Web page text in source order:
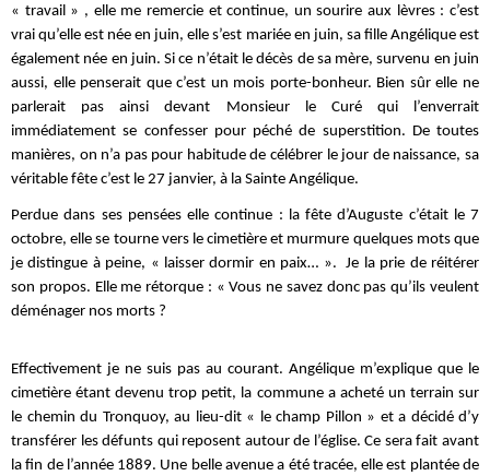
« travail » , elle me remercie et continue, un sourire aux lèvres : c’est
vrai qu’elle est née en juin, elle s’est mariée en juin, sa fille Angélique est
également née en juin. Si ce n’était le décès de sa mère, survenu en juin
aussi, elle penserait que c’est un mois porte-bonheur. Bien sûr elle ne
parlerait pas ainsi devant Monsieur le Curé qui l’enverrait
immédiatement se confesser pour péché de superstition. De toutes
manières, on n’a pas pour habitude de célébrer le jour de naissance, sa
véritable fête c’est le 27 janvier, à la Sainte Angélique.
Perdue dans ses pensées elle continue : la fête d’Auguste c’était le 7
octobre, elle se tourne vers le cimetière et murmure quelques mots que
je distingue à peine, « laisser dormir en paix… ». Je la prie de réitérer
son propos. Elle me rétorque : « Vous ne savez donc pas qu’ils veulent
déménager nos morts ?
Effectivement je ne suis pas au courant. Angélique m’explique que le
cimetière étant devenu trop petit, la commune a acheté un terrain sur
le chemin du Tronquoy, au lieu-dit « le champ Pillon » et a décidé d’y
transférer les défunts qui reposent autour de l’église. Ce sera fait avant
la fin de l’année 1889. Une belle avenue a été tracée, elle est plantée de